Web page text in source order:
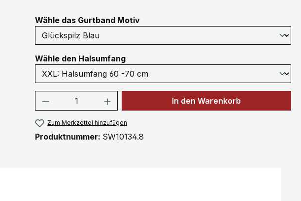
Wähle das Gurtband Motivauswählen
Wähle den Halsumfangauswählen
Produkt Anzahl: Gib den gewünschten Wert
In den Warenkorb
Zum Merkzettel hinzufügen
Produktnummer: SW10134.8